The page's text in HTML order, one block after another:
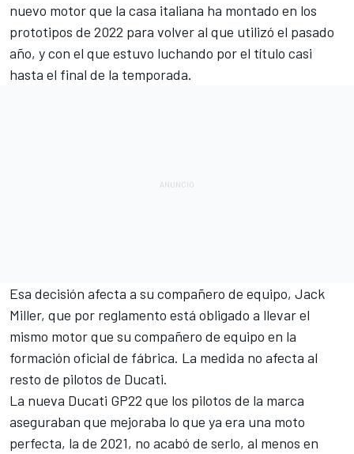
nuevo motor que la casa italiana ha montado en los
prototipos de 2022 para volver al que utilizó el pasado
año, y con el que estuvo luchando por el título casi
hasta el final de la temporada.
Esa decisión afecta a su compañero de equipo, Jack
Miller, que por reglamento está obligado a llevar el
mismo motor que su compañero de equipo en la
formación oficial de fábrica. La medida no afecta al
resto de pilotos de Ducati.
La nueva Ducati GP22 que los pilotos de la marca
aseguraban que mejoraba lo que ya era una moto
perfecta, la de 2021, no acabó de serlo, al menos en